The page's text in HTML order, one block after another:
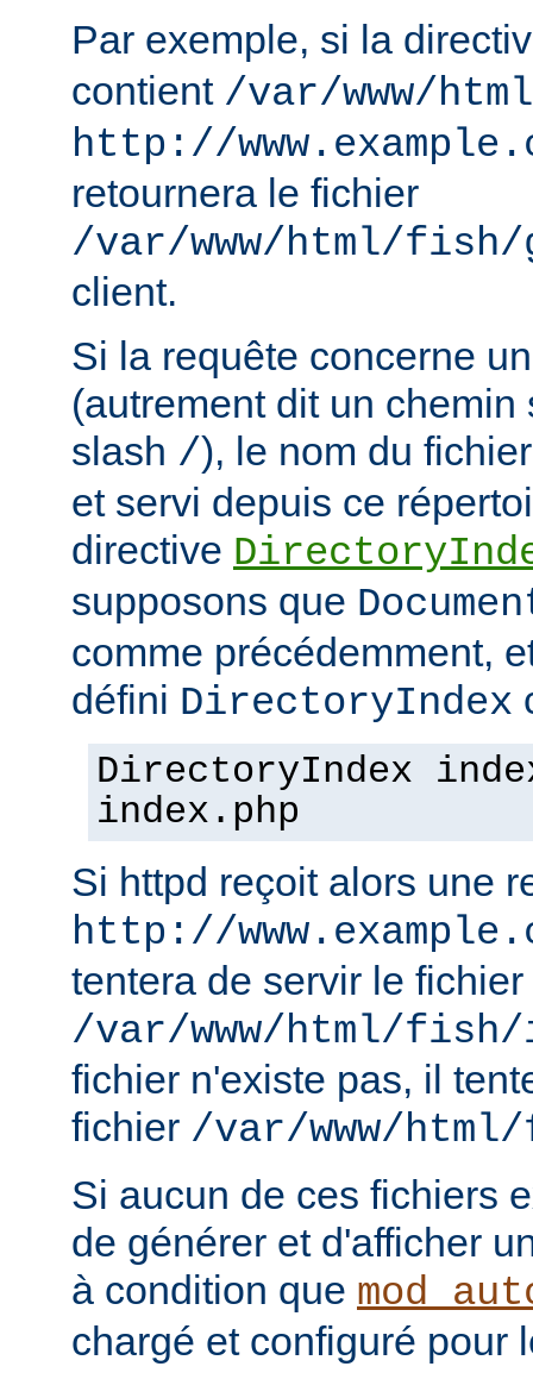
Par exemple, si la
contient /var/www/html
http://
retournera le fichier
/var/www/html/fish/
client.
Si la requête concerne
(autrement dit un
slash /), le nom du
et servi depuis ce
directive
supposons que
comme précédemment,
défini DirectoryIndex
DirectoryIndex
index.php
Si httpd reçoit alors une
http://
tentera de servir le fichier
/var/www/html/
fichier n'existe pas, il
fichier /var/www/
Si aucun de ces fichiers
de générer et d'afficher
à condition que
chargé et configuré pour